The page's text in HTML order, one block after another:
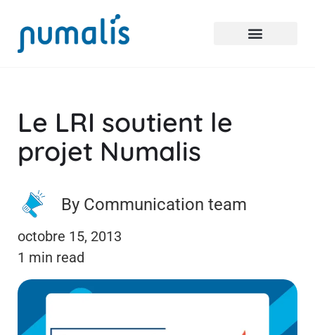
Le LRI soutient le
projet Numalis
By Communication team
octobre 15, 2013
1 min read